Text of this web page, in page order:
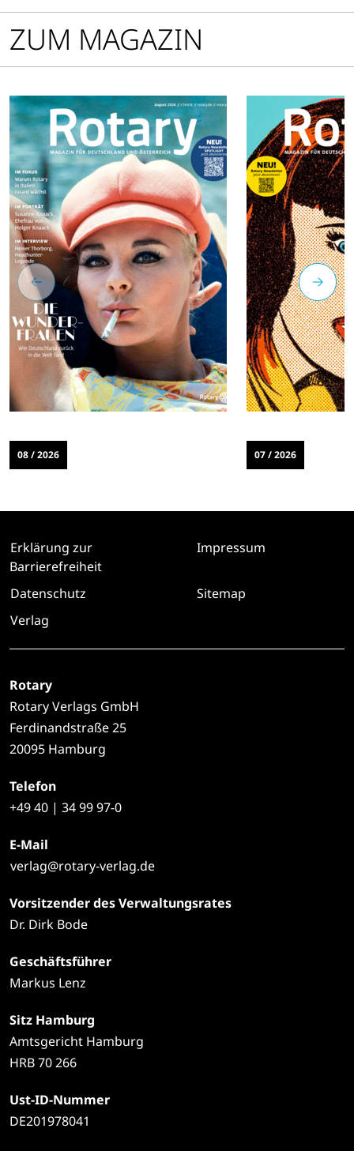
ZUM MAGAZIN
08 / 2026 07 / 2026
Erklärung zur
Barrierefreiheit
Impressum
Datenschutz
Sitemap
Verlag
Rotary
Rotary Verlags GmbH
Ferdinandstraße 25
20095 Hamburg
Telefon
+4940 | 34 99 97-0
E-Mail
verlag@rotary-verlag.de
Vorsitzender des Verwaltungsrates
Dr. Dirk Bode
Geschäftsführer
Markus Lenz
Sitz Hamburg
Amtsgericht Hamburg
HRB 70 266
Ust-ID-Nummer
DE201978041